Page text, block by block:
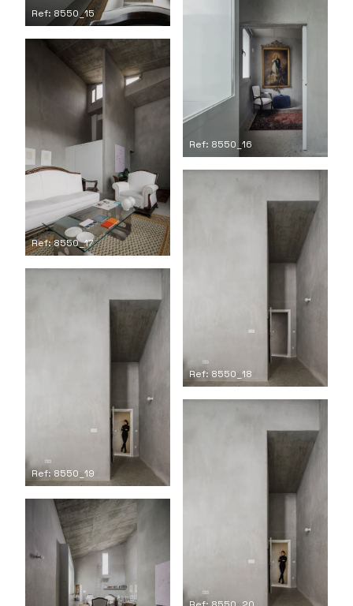
Ref: 8550_15
Ref: 8550_16
Ref: 8550_17
Ref: 8550_18
Ref: 8550_19